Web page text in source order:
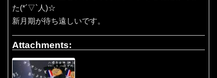
た(*´▽`人)☆
新月期が待ち遠しいです。
Attachments: